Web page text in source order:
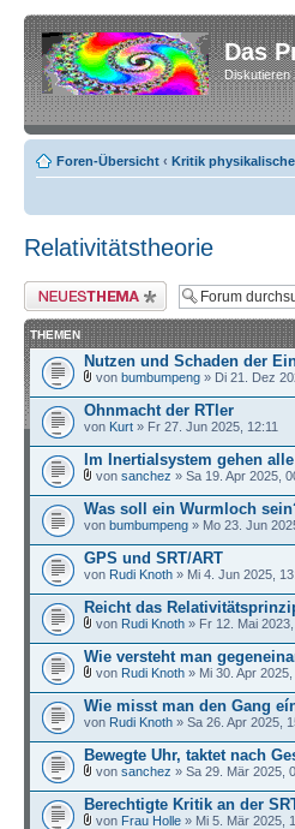
Das
Diskutieren
Foren-Übersicht ‹ Kritik
Relativitätstheorie
Neues Thema erstellen
THEMEN
Nutzen und Schaden der
von bumbumpeng » Di 21. Dez
Ohnmacht der RTler
von Kurt » Fr 27. Jun 2025, 12:11
Im Inertialsystem gehen
von sanchez » Sa 19. Apr 2025,
Was soll ein Wurmloch
von bumbumpeng » Mo 23. Jun
GPS und SRT/ART
von Rudi Knoth » Mi 4. Jun 2025,
Reicht das
von Rudi Knoth » Fr 12. Mai
Wie versteht man
von Rudi Knoth » Mi 30. Apr
Wie misst man den Gang
von Rudi Knoth » Sa 26. Apr 2025,
Bewegte Uhr, taktet nach
von sanchez » Sa 29. Mär 2025,
Berechtigte Kritik an der
von Frau Holle » Mi 5. Mär 2025,